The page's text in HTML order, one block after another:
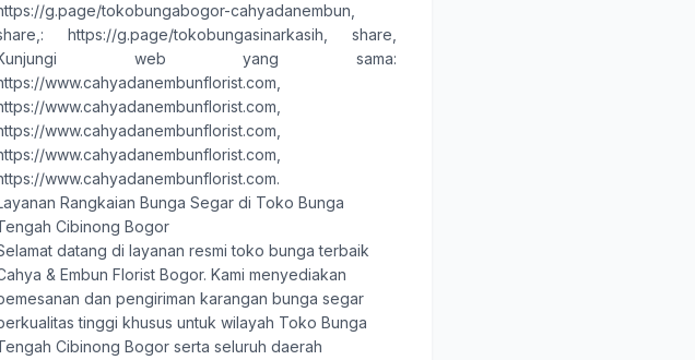
g.page/tokobungabogor-cahyadanembun,
: https://g.page/tokobungasinarkasih, share
web yang sama:
www.cahyadanembunflorist.com
www.cahyadanembunflorist.com
www.cahyadanembunflorist.com
www.cahyadanembunflorist.com
www.cahyadanembunflorist.com.
Rangkaian Bunga Segar di Toko Bunga
Cibinong Bogor
datang di layanan resmi toko bunga terbaik
& Embun Florist Bogor. Kami menyediakan
dan pengiriman karangan bunga segar
tinggi khusus untuk wilayah Toko Bunga
Cibinong Bogor serta seluruh daerah